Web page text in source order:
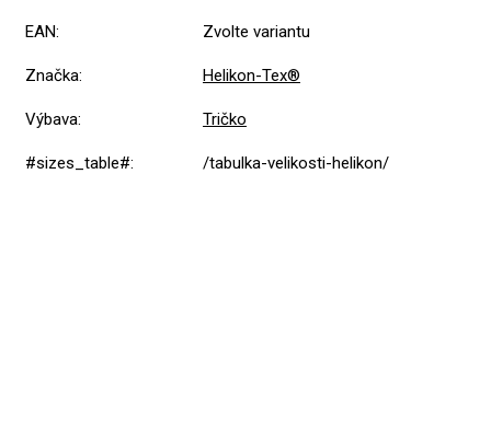
EAN: Zvolte variantu
Značka: Helikon-Tex®
Výbava: Tričko
#sizes_table#: /tabulka-velikosti-helikon/